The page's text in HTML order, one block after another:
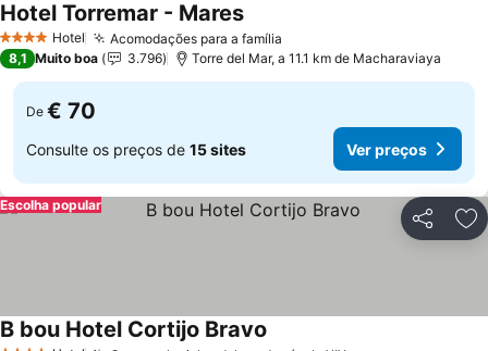
4 EstrelasHotel Acomodações para a família
Hotel Torremar - MaresVer preços
8,1 Muito boa 3.796 Torre del Mar, a 11.1 km de Macharaviaya
De € 70
Consulte os preços de 15 sites Ver preços
Partilhar
Escolha popular
B bou Hotel Cortijo Bravo